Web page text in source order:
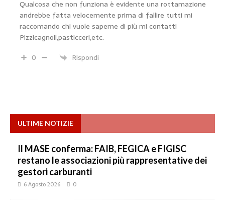
Qualcosa che non funziona è evidente una rottamazione
andrebbe fatta velocemente prima di fallire tutti mi
raccomando chi vuole saperne di più mi contatti
Pizzicagnoli,pasticceri,etc.
0
Rispondi
ULTIME NOTIZIE
Il MASE conferma: FAIB, FEGICA e FIGISC
restano le associazioni più rappresentative dei
gestori carburanti
6 Agosto 2026 0